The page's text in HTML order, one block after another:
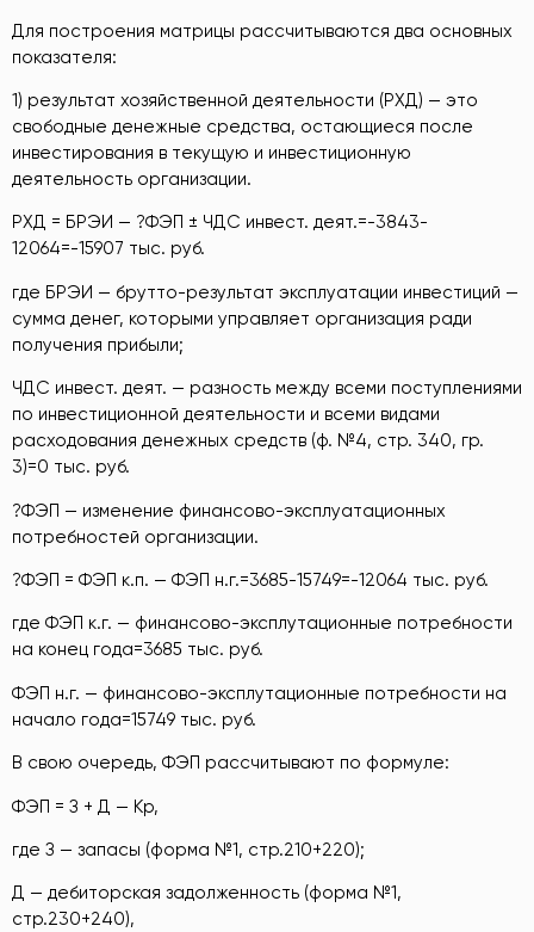
Для построения матрицы рассчитываются два основных
показателя:
1) результат хозяйственной деятельности (РХД) — это
свободные денежные средства, остающиеся после
инвестирования в текущую и инвестиционную
деятельность организации.
РХД = БРЭИ — ?ФЭП ± ЧДС инвест. деят.=-3843-
12064=-15907 тыс. руб.
где БРЭИ — брутто-результат эксплуатации инвестиций —
сумма денег, которыми управляет организация ради
получения прибыли;
ЧДС инвест. деят. — разность между всеми поступлениями
по инвестиционной деятельности и всеми видами
расходования денежных средств (ф. №4, стр. 340, гр.
3)=0 тыс. руб.
?ФЭП — изменение финансово-эксплуатационных
потребностей организации.
?ФЭП = ФЭП к.п. — ФЭП н.г.=3685-15749=-12064 тыс. руб.
где ФЭП к.г. — финансово-эксплутационные потребности
на конец года=3685 тыс. руб.
ФЭП н.г. — финансово-эксплутационные потребности на
начало года=15749 тыс. руб.
В свою очередь, ФЭП рассчитывают по формуле:
ФЭП = З + Д — Кр,
где З — запасы (форма №1, стр.210+220);
Д — дебиторская задолженность (форма №1,
стр.230+240),